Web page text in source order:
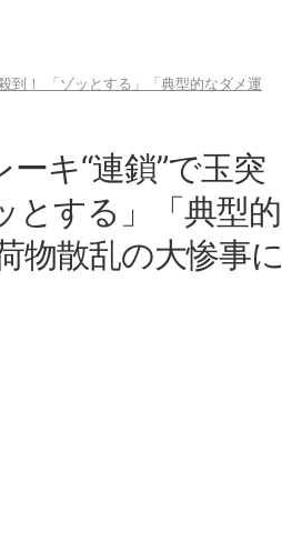
到！ 「ゾッとする」「典型的なダメ運
キ“連鎖”で玉突
とする」「典型的
物散乱の大惨事に